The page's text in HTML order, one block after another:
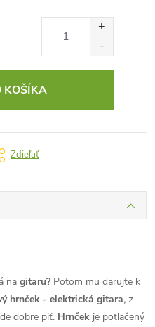
KOŠÍKA
Zdieľať
na gitaru?Potom mu darujte k
hrnček - elektrická gitara, z
dobre piť. Hrnček je potlačený